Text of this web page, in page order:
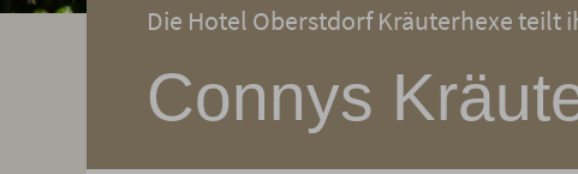
Die Hotel Oberstdorf Kräuterhexe teilt
Connys